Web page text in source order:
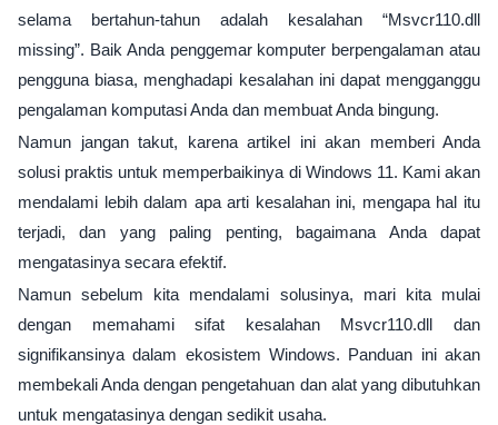
selama bertahun-tahun adalah kesalahan “Msvcr110.dll
missing”. Baik Anda penggemar komputer berpengalaman atau
pengguna biasa, menghadapi kesalahan ini dapat mengganggu
pengalaman komputasi Anda dan membuat Anda bingung.
Namun jangan takut, karena artikel ini akan memberi Anda
solusi praktis untuk memperbaikinya di Windows 11. Kami akan
mendalami lebih dalam apa arti kesalahan ini, mengapa hal itu
terjadi, dan yang paling penting, bagaimana Anda dapat
mengatasinya secara efektif.
Namun sebelum kita mendalami solusinya, mari kita mulai
dengan memahami sifat kesalahan Msvcr110.dll dan
signifikansinya dalam ekosistem Windows. Panduan ini akan
membekali Anda dengan pengetahuan dan alat yang dibutuhkan
untuk mengatasinya dengan sedikit usaha.